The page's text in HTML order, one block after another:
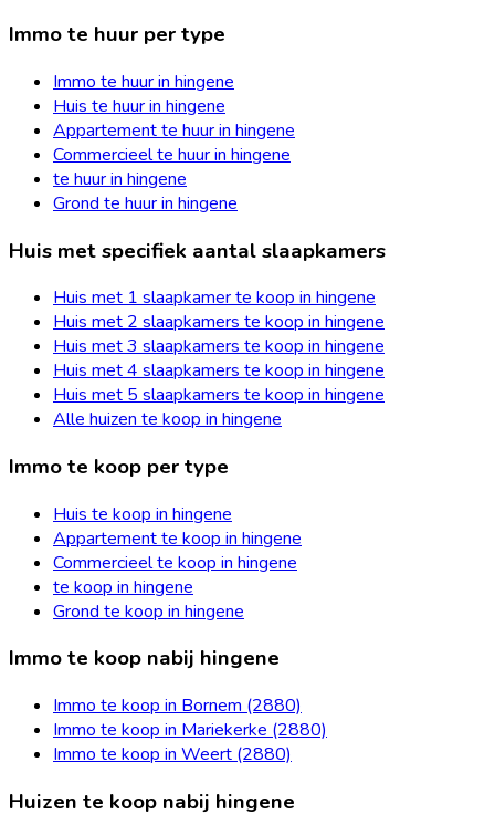
Immo te huur per type
Immo te huur in hingene
Huis te huur in hingene
Appartement te huur in hingene
Commercieel te huur in hingene
te huur in hingene
Grond te huur in hingene
Huis met specifiek aantal slaapkamers
Huis met 1 slaapkamer te koop in hingene
Huis met 2 slaapkamers te koop in hingene
Huis met 3 slaapkamers te koop in hingene
Huis met 4 slaapkamers te koop in hingene
Huis met 5 slaapkamers te koop in hingene
Alle huizen te koop in hingene
Immo te koop per type
Huis te koop in hingene
Appartement te koop in hingene
Commercieel te koop in hingene
te koop in hingene
Grond te koop in hingene
Immo te koop nabij hingene
Immo te koop in Bornem (2880)
Immo te koop in Mariekerke (2880)
Immo te koop in Weert (2880)
Huizen te koop nabij hingene